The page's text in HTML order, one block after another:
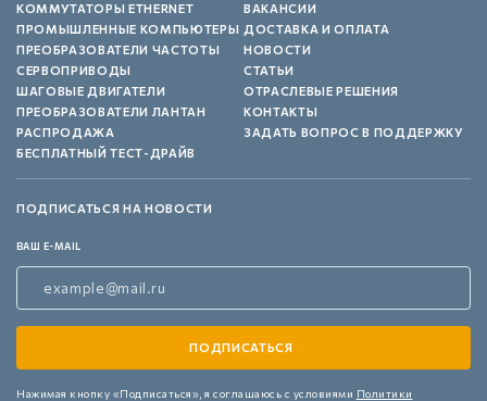
КОММУТАТОРЫ ETHERNET
ПРОМЫШЛЕННЫЕ КОМПЬЮТЕРЫ
ПРЕОБРАЗОВАТЕЛИ ЧАСТОТЫ
СЕРВОПРИВОДЫ
ШАГОВЫЕ ДВИГАТЕЛИ
ПРЕОБРАЗОВАТЕЛИ ЛАНТАН
РАСПРОДАЖА
БЕСПЛАТНЫЙ ТЕСТ-ДРАЙВ
ВАКАНСИИ
ДОСТАВКА И ОПЛАТА
НОВОСТИ
СТАТЬИ
ОТРАСЛЕВЫЕ РЕШЕНИЯ
КОНТАКТЫ
ЗАДАТЬ ВОПРОС В ПОДДЕРЖКУ
ПОДПИСАТЬСЯ НА НОВОСТИ
ВАШ E-MAIL
Нажимая кнопку «Подписаться», я соглашаюсь с условиями Политики